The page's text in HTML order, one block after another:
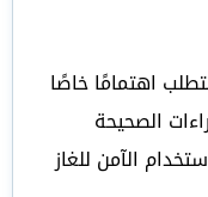
اهتمامًا خاصًا
الصحيحة
الآمن للغاز